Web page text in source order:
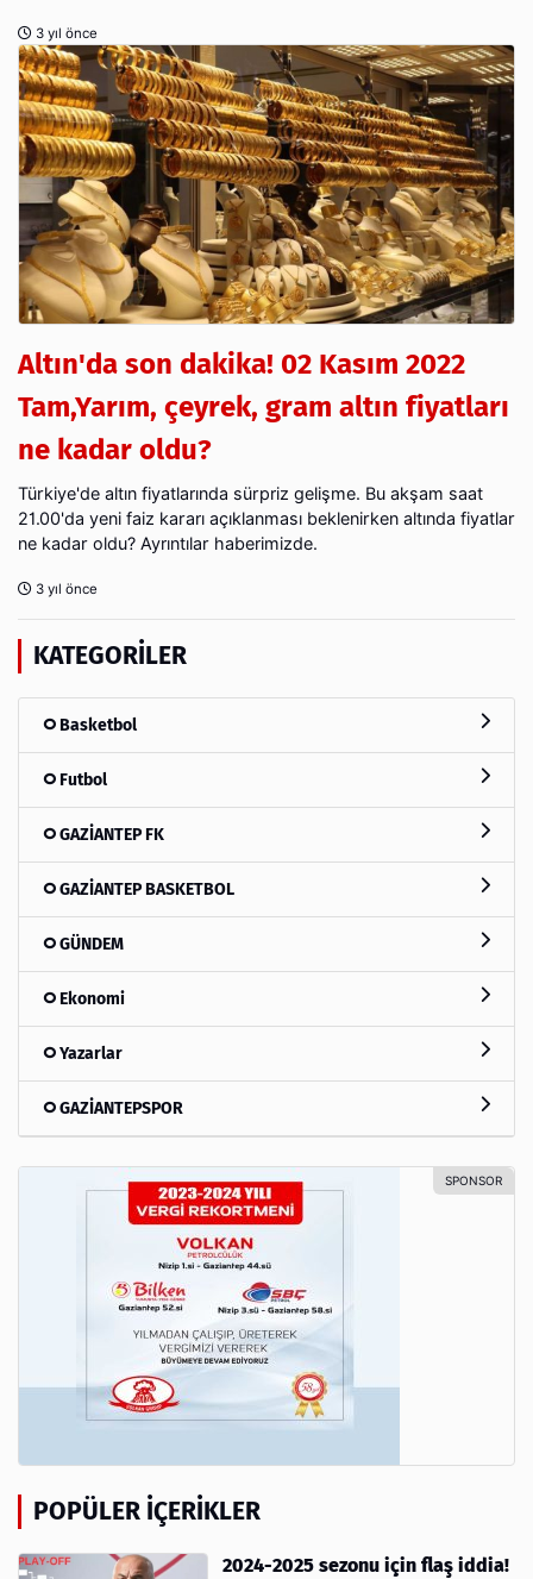
3 yıl önce
Altın'da son dakika! 02 Kasım 2022
Tam,Yarım, çeyrek, gram altın fiyatları
ne kadar oldu?
Türkiye'de altın fiyatlarında sürpriz gelişme. Bu akşam saat
21.00'da yeni faiz kararı açıklanması beklenirken altında fiyatlar
ne kadar oldu? Ayrıntılar haberimizde.
3 yıl önce
KATEGORILER
Basketbol
Futbol
GAZİANTEP FK
GAZİANTEP BASKETBOL
GÜNDEM
Ekonomi
Yazarlar
GAZİANTEPSPOR
POPÜLER İÇERIKLER
2024-2025 sezonu için flaş iddia!